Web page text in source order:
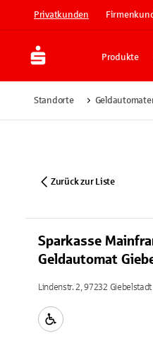
Privatkunden
Produkte
Standorte
Zurück zur Liste
Sparkasse
Geldautomat
Lindenstr. 2, 97232 Giebelstadt